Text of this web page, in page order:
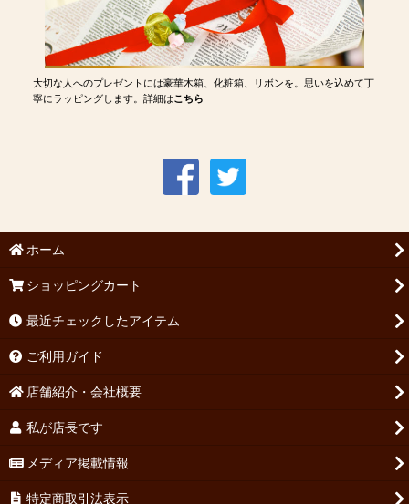
大切な人へのプレゼントには豪華木箱、化粧箱、リボンを。思いを込めて丁
寧にラッピングします。詳細はこちら
ホーム
ショッピングカート
最近チェックしたアイテム
ご利用ガイド
店舗紹介・会社概要
私が店長です
メディア掲載情報
特定商取引法表示